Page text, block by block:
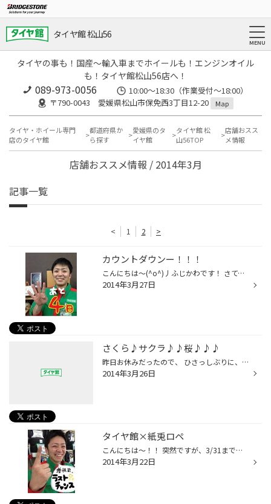
タイヤ館 松山56
タイヤの事も！国産～輸入車までホイールも！エンジンオイル
も！タイヤ館松山56店へ！
089-973-0056
10:00～18:30（作業受付～18:00）
〒790-0043 愛媛県松山市保免西3丁目12-20
Map
タイヤ・ホイール専門
店のタイヤ館
都道府県か
ら探す
愛媛県のタ
イヤ館
タイヤ館 松
山56TOP
店舗おスス
メ情報
店舗おススメ情報 / 2014年3月
記事一覧
< 1 2 >
カウントダウンー！！！
こんにちは～(^o^)丿ふじかわです！ さて、いよいよ消費税が５％→８％に増税されるまで【あと４日】です！！ 今月は例年以上にたくさんのお客様にご来店いただいております(^^) ３１日まで、毎日１０：００～１９：００営業しておりますので、 みなさまのご来店お待ちしております(^o^) ふじかわ＊
2014年3月27日
さくら♪サクラ♪♪桜♪♪♪
昨日お休みだったので、 ひさっしぶりに、洗車をしたら、 ３時間後には雨が降り出し、今や大雨です。。。 いつものことながら天気予報を見ておくんだったと後悔です(>_
2014年3月26日
タイヤ館×紙兎ロペ
こんにちは～！！ 突然ですが、3/31まで期間限定でタイヤ館×紙兎ロペの 特設ＷＥＢページができているのをご存知ですか？？(^^) タイヤ館にちなんだ紙兎ロペのスペシャルムービーが全部で６話、 公開されているんです(^O^)!! タイヤ館についてますます詳しくなっているアキラ先輩がわかりやすく説明...
2014年3月22日